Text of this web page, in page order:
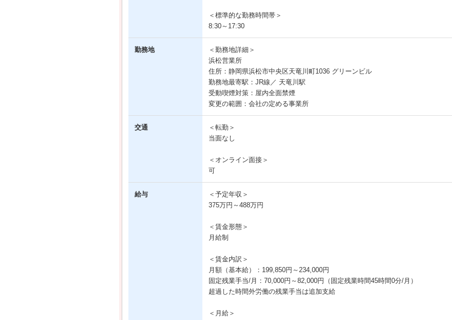
＜標準的な勤務時間帯＞
8:30～17:30
勤務地
＜勤務地詳細＞
浜松営業所
住所：静岡県浜松市中央区天竜川町1036 グリーンビル
勤務地最寄駅：JR線／ 天竜川駅
受動喫煙対策：屋内全面禁煙
変更の範囲：会社の定める事業所
交通
＜転勤＞
当面なし
＜オンライン面接＞
可
給与
＜予定年収＞
375万円～488万円
＜賃金形態＞
月給制
＜賃金内訳＞
月額（基本給）：199,850円～234,000円
固定残業手当/月：70,000円～82,000円（固定残業時間45時間0分/月）
超過した時間外労働の残業手当は追加支給
＜月給＞